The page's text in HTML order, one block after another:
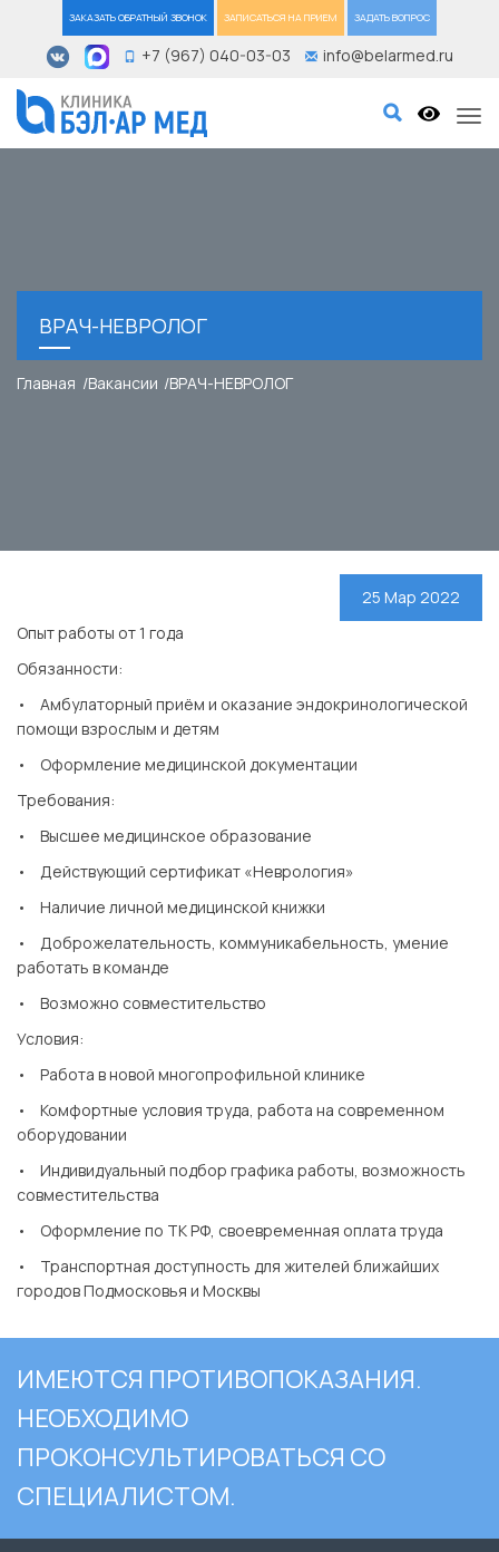
ЗАКАЗАТЬ ОБРАТНЫЙ ЗВОНОК ЗАПИСАТЬСЯ НА ПРИЕМ ЗАДАТЬ ВОПРОС
+7 (967) 040-03-03 info@belarmed.ru
ВРАЧ-НЕВРОЛОГ
Главная Вакансии ВРАЧ-НЕВРОЛОГ
25 Мар 2022
Опыт работы от 1 года
Обязанности:
• Амбулаторный приём и оказание эндокринологической
помощи взрослым и детям
• Оформление медицинской документации
Требования:
• Высшее медицинское образование
• Действующий сертификат «Неврология»
• Наличие личной медицинской книжки
• Доброжелательность, коммуникабельность, умение
работать в команде
• Возможно совместительство
Условия:
• Работа в новой многопрофильной клинике
• Комфортные условия труда, работа на современном
оборудовании
• Индивидуальный подбор графика работы, возможность
совместительства
• Оформление по ТК РФ, своевременная оплата труда
• Транспортная доступность для жителей ближайших
городов Подмосковья и Москвы
ИМЕЮТСЯ ПРОТИВОПОКАЗАНИЯ.
НЕОБХОДИМО
ПРОКОНСУЛЬТИРОВАТЬСЯ СО
СПЕЦИАЛИСТОМ.